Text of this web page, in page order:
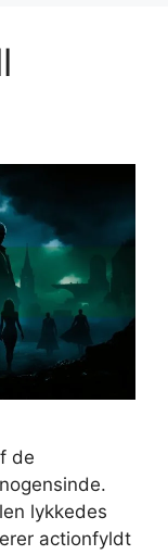
de
lykkedes
actionfyldt